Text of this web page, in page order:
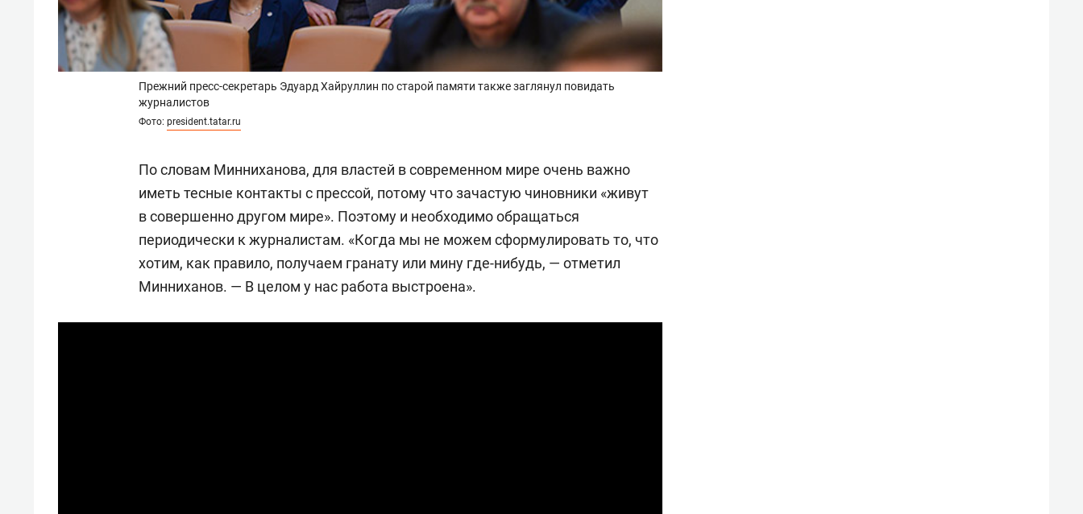
Прежний пресс-секретарь Эдуард Хайруллин по старой памяти также заглянул повидать
журналистов
Фото: president.tatar.ru
По словам Минниханова, для властей в современном мире очень важно
иметь тесные контакты с прессой, потому что зачастую чиновники «живут
в совершенно другом мире». Поэтому и необходимо обращаться
периодически к журналистам. «Когда мы не можем сформулировать то, что
хотим, как правило, получаем гранату или мину где-нибудь, — отметил
Минниханов. — В целом у нас работа выстроена».